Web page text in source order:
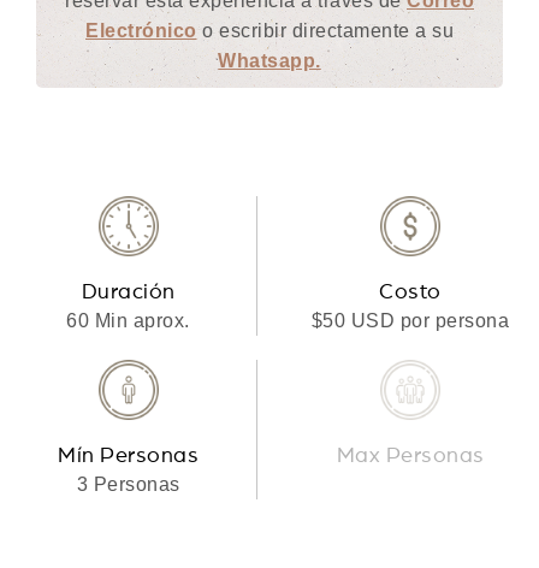
Electrónicoo escribir directamente a su
Whatsapp.
Duración
60 Min aprox.
Costo
$50 USD por persona
Mín Personas
3 Personas
Max Personas